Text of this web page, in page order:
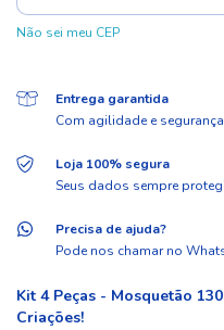
Não sei meu CEP
Entrega garantida
Com agilidade e segurança
Loja 100% segura
Seus dados sempre
Precisa de ajuda?
Pode nos chamar no
Kit 4 Peças - Mosquetão
Criações!